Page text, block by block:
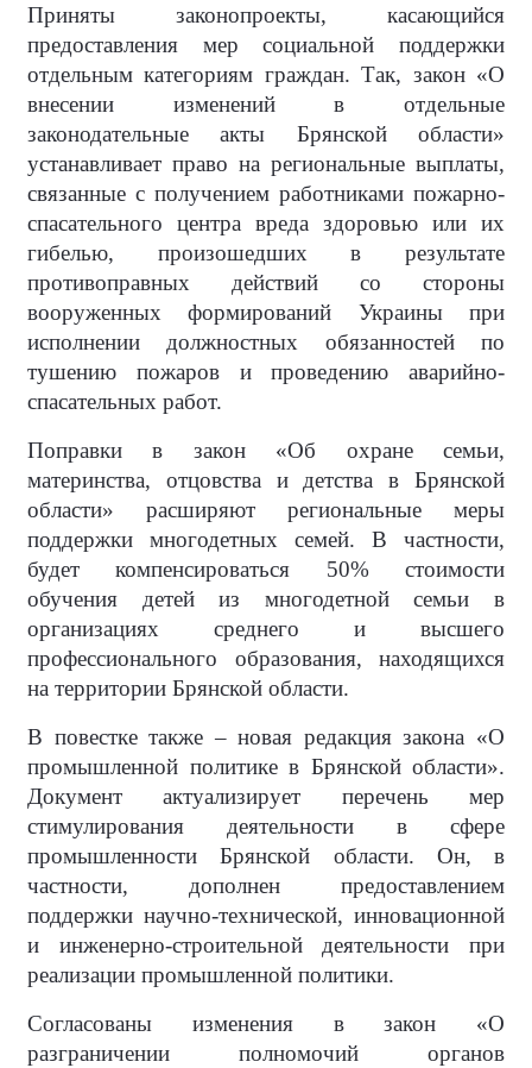
Приняты законопроекты, касающийся
предоставления мер социальной поддержки
отдельным категориям граждан. Так, закон «О
внесении изменений в отдельные
законодательные акты Брянской области»
устанавливает право на региональные выплаты,
связанные с получением работниками пожарно-
спасательного центра вреда здоровью или их
гибелью, произошедших в результате
противоправных действий со стороны
вооруженных формирований Украины при
исполнении должностных обязанностей по
тушению пожаров и проведению аварийно-
спасательных работ.
Поправки в закон «Об охране семьи,
материнства, отцовства и детства в Брянской
области» расширяют региональные меры
поддержки многодетных семей. В частности,
будет компенсироваться 50% стоимости
обучения детей из многодетной семьи в
организациях среднего и высшего
профессионального образования, находящихся
на территории Брянской области.
В повестке также – новая редакция закона «О
промышленной политике в Брянской области».
Документ актуализирует перечень мер
стимулирования деятельности в сфере
промышленности Брянской области. Он, в
частности, дополнен предоставлением
поддержки научно-технической, инновационной
и инженерно-строительной деятельности при
реализации промышленной политики.
Согласованы изменения в закон «О
разграничении полномочий органов